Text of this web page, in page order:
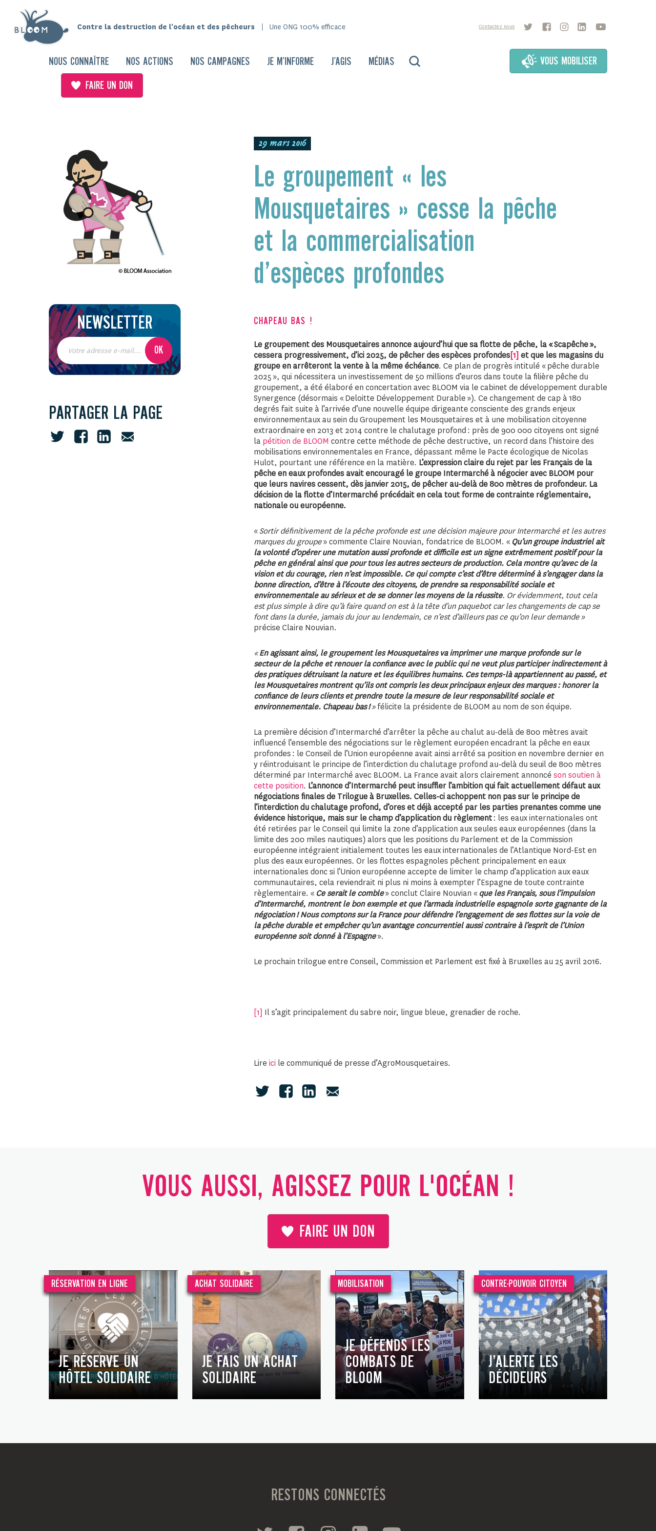
Contre la destruction de l'océan et des pêcheurs Une ONG 100% efficace Contactez nous
NOUS CONNAÎTRE NOS ACTIONS NOS CAMPAGNES JE M’INFORME J’AGIS MÉDIAS VOUS MOBILISER
FAIRE UN DON
NEWSLETTER
PARTAGER LA PAGE
29 mars 2016
Le groupement « les
Mousquetaires » cesse la pêche
et la commercialisation
d’espèces profondes
CHAPEAU BAS !
Le groupement des Mousquetaires annonce aujourd’hui que sa flotte de pêche, la « Scapêche »,
cessera progressivement, d’ici 2025, de pêcher des espèces profondes[1] et que les magasins du
groupe en arrêteront la vente à la même échéance. Ce plan de progrès intitulé « pêche durable
2025 », qui nécessitera un investissement de 50 millions d’euros dans toute la filière pêche du
groupement, a été élaboré en concertation avec BLOOM via le cabinet de développement durable
Synergence (désormais « Deloitte Développement Durable »). Ce changement de cap à 180
degrés fait suite à l’arrivée d’une nouvelle équipe dirigeante consciente des grands enjeux
environnementaux au sein du Groupement les Mousquetaires et à une mobilisation citoyenne
extraordinaire en 2013 et 2014 contre le chalutage profond : près de 900 000 citoyens ont signé
la pétition de BLOOM contre cette méthode de pêche destructive, un record dans l’histoire des
mobilisations environnementales en France, dépassant même le Pacte écologique de Nicolas
Hulot, pourtant une référence en la matière. L’expression claire du rejet par les Français de la
pêche en eaux profondes avait encouragé le groupe Intermarché à négocier avec BLOOM pour
que leurs navires cessent, dès janvier 2015, de pêcher au-delà de 800 mètres de profondeur. La
décision de la flotte d’Intermarché précédait en cela tout forme de contrainte réglementaire,
nationale ou européenne.
«Sortir définitivement de la pêche profonde est une décision majeure pour Intermarché et les autres
marques du groupe» commente Claire Nouvian, fondatrice de BLOOM. « Qu’un groupe industriel ait
la volonté d’opérer une mutation aussi profonde et difficile est un signe extrêmement positif pour la
pêche en général ainsi que pour tous les autres secteurs de production. Cela montre qu’avec de la
vision et du courage, rien n’est impossible. Ce qui compte c’est d’être déterminé à s’engager dans la
bonne direction, d’être à l’écoute des citoyens, de prendre sa responsabilité sociale et
environnementale au sérieux et de se donner les moyens de la réussite. Or évidemment, tout cela
est plus simple à dire qu’à faire quand on est à la tête d’un paquebot car les changements de cap se
font dans la durée, jamais du jour au lendemain, ce n’est d’ailleurs pas ce qu’on leur demande »
précise Claire Nouvian.
«En agissant ainsi, le groupement les Mousquetaires va imprimer une marque profonde sur le
secteur de la pêche et renouer la confiance avec le public qui ne veut plus participer indirectement à
des pratiques détruisant la nature et les équilibres humains. Ces temps-là appartiennent au passé, et
les Mousquetaires montrent qu’ils ont compris les deux principaux enjeux des marques : honorer la
confiance de leurs clients et prendre toute la mesure de leur responsabilité sociale et
environnementale. Chapeau bas !»félicite la présidente de BLOOM au nom de son équipe.
La première décision d’Intermarché d’arrêter la pêche au chalut au-delà de 800 mètres avait
influencé l’ensemble des négociations sur le règlement européen encadrant la pêche en eaux
profondes : le Conseil de l’Union européenne avait ainsi arrêté sa position en novembre dernier en
y réintroduisant le principe de l’interdiction du chalutage profond au-delà du seuil de 800 mètres
déterminé par Intermarché avec BLOOM. La France avait alors clairement annoncé son soutien à
cette position. L’annonce d’Intermarché peut insuffler l’ambition qui fait actuellement défaut aux
négociations finales de Trilogue à Bruxelles. Celles-ci achoppent non pas sur le principe de
l’interdiction du chalutage profond, d’ores et déjà accepté par les parties prenantes comme une
évidence historique, mais sur le champ d’application du règlement: les eaux internationales ont
été retirées par le Conseil qui limite la zone d’application aux seules eaux européennes (dans la
limite des 200 miles nautiques) alors que les positions du Parlement et de la Commission
européenne intégraient initialement toutes les eaux internationales de l’Atlantique Nord-Est en
plus des eaux européennes. Or les flottes espagnoles pêchent principalement en eaux
internationales donc si l’Union européenne accepte de limiter le champ d’application aux eaux
communautaires, cela reviendrait ni plus ni moins à exempter l’Espagne de toute contrainte
règlementaire. «Ce serait le comble» conclut Claire Nouvian «que les Français, sous l’impulsion
d’Intermarché, montrent le bon exemple et que l’armada industrielle espagnole sorte gagnante de la
négociation ! Nous comptons sur la France pour défendre l’engagement de ses flottes sur la voie de
la pêche durable et empêcher qu’un avantage concurrentiel aussi contraire à l’esprit de l’Union
européenne soit donné à l’Espagne».
Le prochain trilogue entre Conseil, Commission et Parlement est fixé à Bruxelles au 25 avril 2016.
[1] Il s’agit principalement du sabre noir, lingue bleue, grenadier de roche.
Lire ici le communiqué de presse d’AgroMousquetaires.
VOUS AUSSI, AGISSEZ POUR L'OCÉAN !
FAIRE UN DON
RÉSERVATION EN LIGNE
JE RÉSERVE UN
HÔTEL SOLIDAIRE
ACHAT SOLIDAIRE
JE FAIS UN ACHAT
SOLIDAIRE
MOBILISATION
JE DÉFENDS LES
COMBATS DE
BLOOM
CONTRE-POUVOIR CITOYEN
J’ALERTE LES
DÉCIDEURS
RESTONS CONNECTÉS